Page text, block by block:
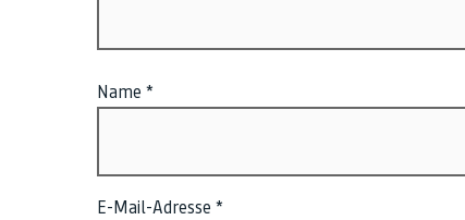
Name *
E-Mail-Adresse *